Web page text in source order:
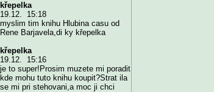
křepelka
19.12. 15:18
myslim tim knihu Hlubina casu od
Rene Barjavela,di ky křepelka
křepelka
19.12. 15:16
je to super!Prosim muzete mi poradit
kde mohu tuto knihu koupit?Strat ila
se mi pri stehovani,a moc ji chci